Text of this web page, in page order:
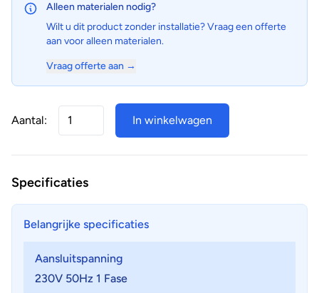
Alleen materialen nodig?
Wilt u dit product zonder installatie? Vraag een offerte
aan voor alleen materialen.
Vraag offerte aan →
Aantal: In winkelwagen
Specificaties
Belangrijke specificaties
Aansluitspanning
230V 50Hz 1 Fase